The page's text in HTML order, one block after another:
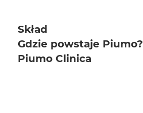
Skład
Gdzie powstaje Piumo?
Piumo Clinica